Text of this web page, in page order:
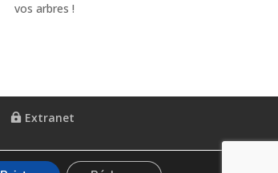
vos arbres !
Extranet